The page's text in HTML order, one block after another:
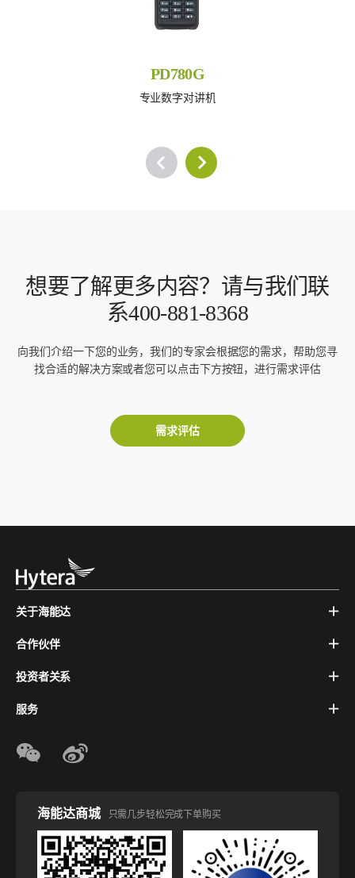
PD780G
专业数字对讲机
想要了解更多内容？请与我们联
系400-881-8368
向我们介绍一下您的业务，我们的专家会根据您的需求，帮助您寻
找合适的解决方案或者您可以点击下方按钮，进行需求评估
需求评估
关于海能达
合作伙伴
投资者关系
服务
海能达商城 只需几步轻松完成下单购买